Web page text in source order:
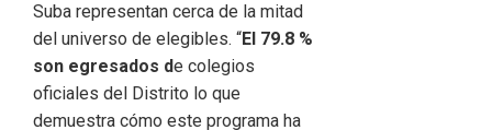
Suba representan cerca de la mitad
del universo de elegibles. “El 79.8 %
son egresados de colegios
oficiales del Distrito lo que
demuestra cómo este programa ha